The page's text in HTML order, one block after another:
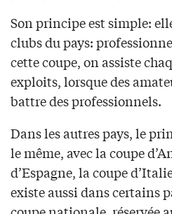
Son principe est simple:
clubs du pays:
cette coupe, on assiste
exploits, lorsque des
battre des professionnels.
Dans les autres pays, le
le même, avec la coupe
d’Espagne, la coupe
existe aussi dans certains